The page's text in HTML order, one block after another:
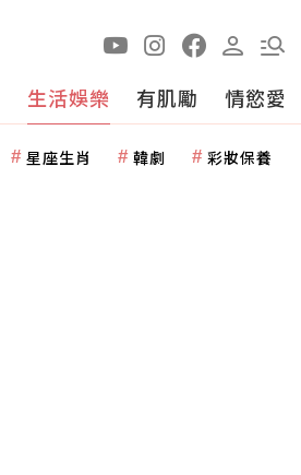
生活娛樂 有肌勵 情慾愛
星座生肖 韓劇 彩妝保養